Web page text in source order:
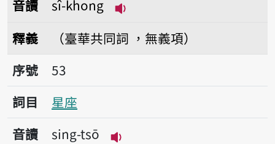
音讀
sî-khong
釋義
（臺華共同詞 ，無義項）
序號53星座
序號
53
詞目
星座
音讀
sing-tsō